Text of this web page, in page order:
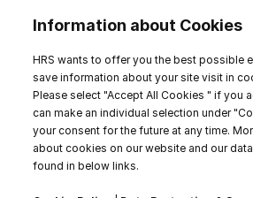
Information about Cookies
HRS wants to offer you the best possible
save information about your site visit in
Please select "Accept All Cookies " if you
can make an individual selection under
your consent for the future at any time.
about cookies on our website and our
found in below links.